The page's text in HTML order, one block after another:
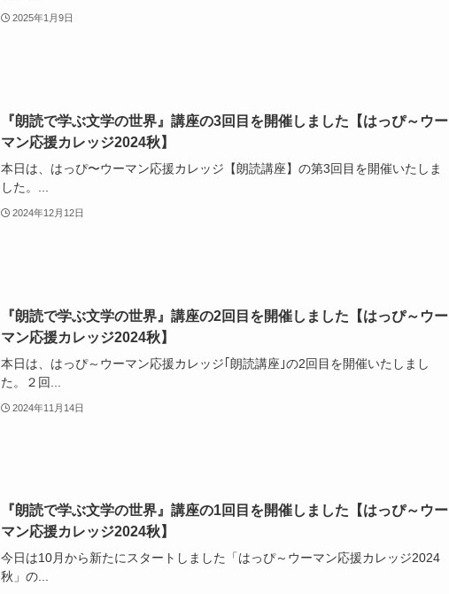
2025年1月9日
『朗読で学ぶ文学の世界』講座の3回目を開催しました【はっぴ～ウー
マン応援カレッジ2024秋】
本日は、はっぴ〜ウーマン応援カレッジ【朗読講座】の第3回目を開催いたしま
した。...
2024年12月12日
『朗読で学ぶ文学の世界』講座の2回目を開催しました【はっぴ～ウー
マン応援カレッジ2024秋】
本日は、はっぴ～ウーマン応援カレッジ｢朗読講座｣の2回目を開催いたしまし
た。２回...
2024年11月14日
『朗読で学ぶ文学の世界』講座の1回目を開催しました【はっぴ～ウー
マン応援カレッジ2024秋】
今日は10月から新たにスタートしました「はっぴ～ウーマン応援カレッジ2024
秋」の...